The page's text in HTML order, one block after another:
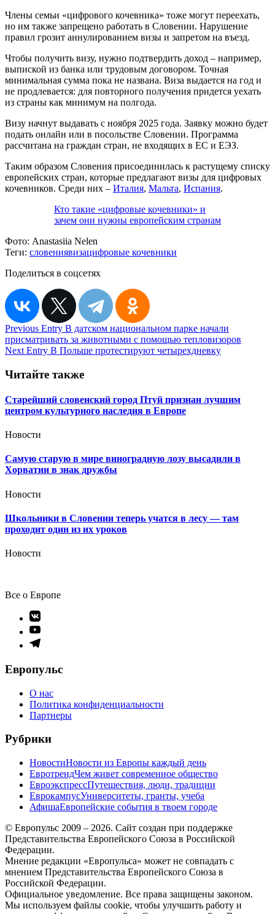
Члены семьи «цифрового кочевника» тоже могут переехать,
но им также запрещено работать в Словении. Нарушение
правил грозит аннулированием визы и запретом на въезд.
Чтобы получить визу, нужно подтвердить доход – например,
выпиской из банка или трудовым договором. Точная
минимальная сумма пока не названа. Виза выдается на год и
не продлевается: для повторного получения придется уехать
из страны как минимум на полгода.
Визу начнут выдавать с ноября 2025 года. Заявку можно будет
подать онлайн или в посольстве Словении. Программа
рассчитана на граждан стран, не входящих в ЕС и ЕЭЗ.
Таким образом Словения присоединилась к растущему списку
европейских стран, которые предлагают визы для цифровых
кочевников. Среди них – Италия, Мальта, Испания.
Кто такие «цифровые кочевники» и
зачем они нужны европейским странам
Фото: Anastasiia Nelen
Теги: словениявизацифровые кочевники
Поделиться в соцсетях
Навигация
по
Previous Entry В датском национальном парке начали
присматривать за животными с помощью тепловизоров
Next Entry В Польше протестируют четырехдневку
Читайте также
Старейший словенский город Птуй признан лучшим
центром культурного наследия в Европе
Новости
Самую старую в мире виноградную лозу высадили в
Хорватии в знак дружбы
Новости
Школьники в Словении теперь учатся в лесу — там
проходит один из их уроков
Новости
Все о Европе
Элемент
меню
Элемент
меню
Элемент
Европульс
О нас
Политика конфиденциальности
Партнеры
Рубрики
НовостиНовости из Европы каждый день
ЕвротрендЧем живет современное общество
ЕвроэкспрессПутешествия, люди, традиции
ЕврокампусУниверситеты, гранты, учеба
АфишаЕвропейские события в твоем городе
© Европульс 2009 – 2026. Сайт создан при поддержке
Представительства Европейского Союза в Российской
Федерации.
Мнение редакции «Европульса» может не совпадать с
мнением Представительства Европейского Союза в
Российской Федерации.
Официальное уведомление. Все права защищены законом.
Мы используем файлы cookie, чтобы улучшить работу и